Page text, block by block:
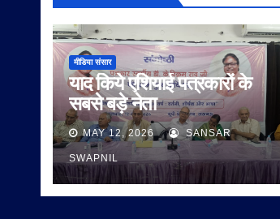
मीडिया संसार
याद किये एशियाई पत्रकारों के
सबसे बड़े नेता
MAY 12, 2026 SANSAR
SWAPNIL